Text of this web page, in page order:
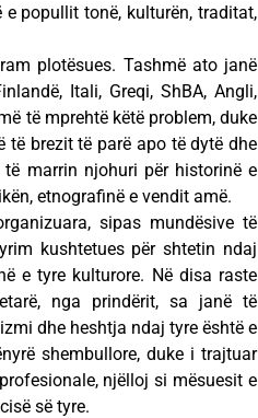
e popullit tonë, kulturën, traditat,
plotësues. Tashmë ato janë
Itali, Greqi, ShBA, Angli,
të mprehtë këtë problem, duke
brezit të parë apo të dytë dhe
marrin njohuri për historinë e
etnografinë e vendit amë.
sipas mundësive të
kushtetues për shtetin ndaj
e tyre kulturore. Në disa raste
nga prindërit, sa janë të
dhe heshtja ndaj tyre është e
shembullore, duke i trajtuar
njëlloj si mësuesit e
së tyre.